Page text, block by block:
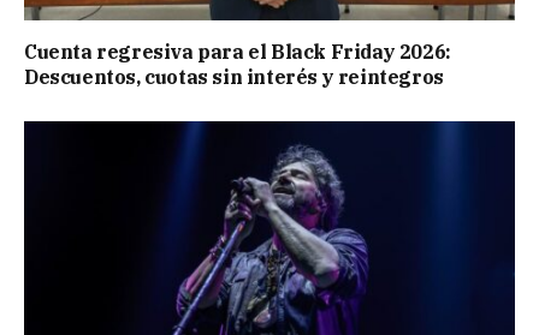
Cuenta regresiva para el Black Friday 2026:
Descuentos, cuotas sin interés y reintegros